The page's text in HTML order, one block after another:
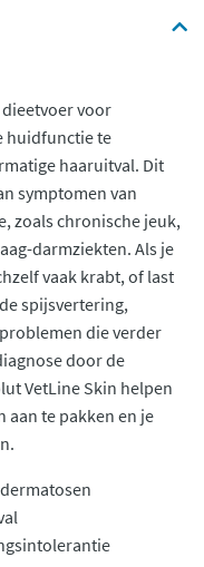
voor
huidfunctie te
haaruitval. Dit
symptomen van
zoals chronische jeuk,
darmziekten. Als je
vaak krabt, of last
spijsvertering,
die verder
door de
VetLine Skin helpen
aan te pakken en je